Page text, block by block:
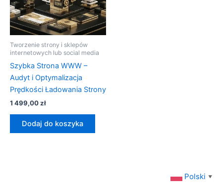
Tworzenie strony i sklepów
internetowych lub social media
Szybka Strona WWW –
Audyt i Optymalizacja
Prędkości Ładowania Strony
1 499,00zł
Dodaj do koszyka
Polski ▼